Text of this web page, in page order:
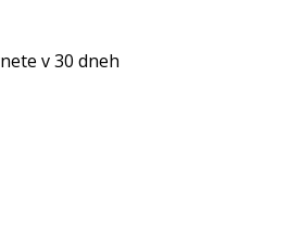
v 30 dneh